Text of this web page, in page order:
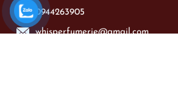
0944263905
whisperfumerie@gmail.com